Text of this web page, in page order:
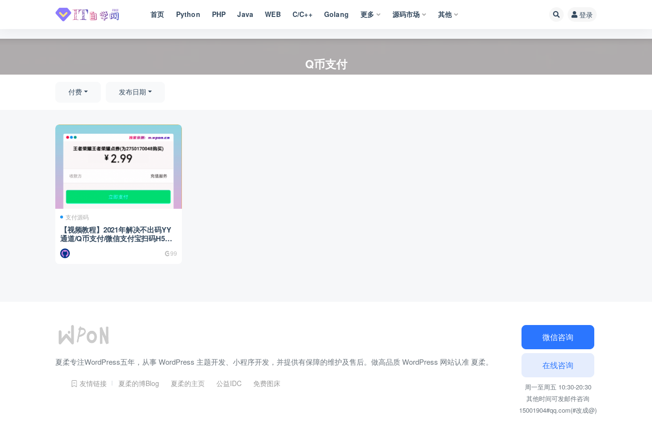
首页 Python PHP Java WEB C/C++ Golang 更多 源码市场 其他 登录
Q币支付
付费 发布日期
支付源码
【视频教程】2021年解决不出码YY
通道/Q币支付/微信支付宝扫码H5支
付通道/YY支付/免签约易支付平台
99
夏柔专注WordPress五年，从事 WordPress 主题开发、小程序开发，并提供有保障的维护及售后。做高品质 WordPress 网站认准 夏柔。
友情链接 夏柔的博Blog 夏柔的主页 公益IDC 免费图床
微信咨询
在线咨询
周一至周五 10:30-20:30
其他时间可发邮件咨询
15001904#qq.com(#改成@)